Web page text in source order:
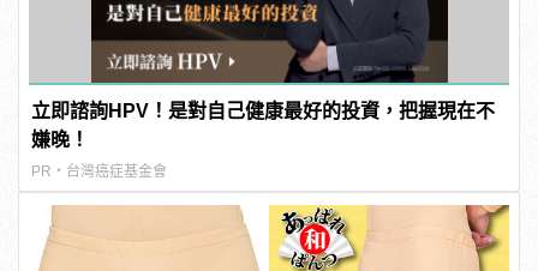
立即諮詢HPV！是對自己健康最好的投資，把握現在不
嫌晚！
PR・台灣癌症基金會